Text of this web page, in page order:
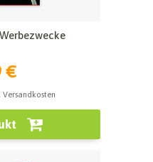
€
Versandkosten